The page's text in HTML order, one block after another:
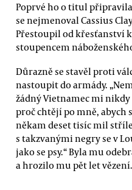
Poprvé ho o titul
se nejmenoval Cassius
Přestoupil od křesťanství
stoupencem
Důrazně se stavěl proti
nastoupit do armády.
žádný Vietnamec mi
proč chtějí po mně,
někam deset tisíc mil
s takzvanými negry se v
jako se psy.“ Byla mu
a hrozilo mu pět let vězení.